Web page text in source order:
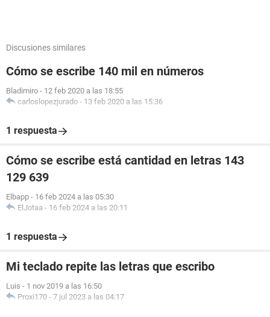
Discusiones similares
Cómo se escribe 140 mil en números
Bladimiro - 12 feb 2020 a las 18:55
carloslopezjurado - 13 feb 2020 a las 15:36
1 respuesta
Cómo se escribe está cantidad en letras 143
129 639
Elbapp - 16 feb 2024 a las 05:30
ElJotaa - 16 feb 2024 a las 20:11
1 respuesta
Mi teclado repite las letras que escribo
Luis - 1 nov 2019 a las 16:50
Proxi170 - 7 jul 2023 a las 04:17